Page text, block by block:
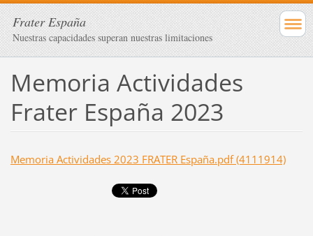
Frater España
Nuestras capacidades superan nuestras limitaciones
Memoria Actividades
Frater España 2023
Memoria Actividades 2023 FRATER España.pdf (4111914)